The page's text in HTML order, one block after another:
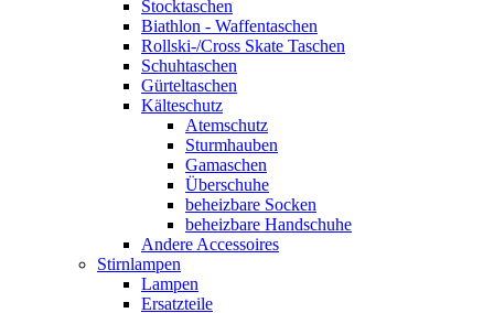
Stocktaschen
Biathlon - Waffentaschen
Rollski-/Cross Skate Taschen
Schuhtaschen
Gürteltaschen
Kälteschutz
Atemschutz
Sturmhauben
Gamaschen
Überschuhe
beheizbare Socken
beheizbare Handschuhe
Andere Accessoires
Stirnlampen
Lampen
Ersatzteile